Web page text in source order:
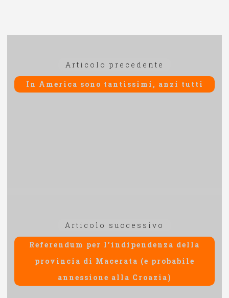
Articolo precedente
precedente:
In America sono tantissimi, anzi tutti
Articolo successivo
successivo:
Referendum per l’indipendenza della
provincia di Macerata (e probabile
annessione alla Croazia)